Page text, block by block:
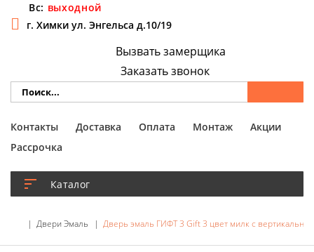
Вс: выходной
г. Химки ул. Энгельса д.10/19
Каталог
Вызвать замерщика
Заказать звонок
Контакты Доставка Оплата Монтаж
Акции
Рассрочка
Двери Эмаль Дверь эмаль ГИФТ 3 Gift 3 цвет милк с